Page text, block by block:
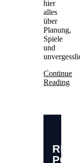
hier
alles
über
Planung,
Spiele
und
Continue
Reading